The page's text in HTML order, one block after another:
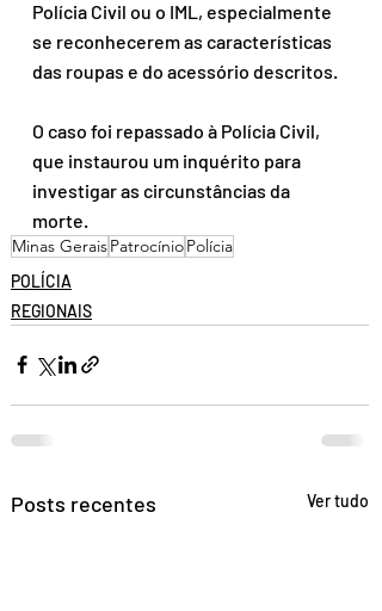
Polícia Civil ou o IML, especialmente
se reconhecerem as características
das roupas e do acessório descritos.
O caso foi repassado à Polícia Civil,
que instaurou um inquérito para
investigar as circunstâncias da
morte.
Minas GeraisPatrocínioPolícia
POLÍCIA
REGIONAIS
Posts recentes Ver tudo